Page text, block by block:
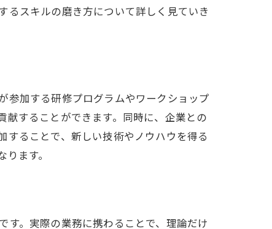
るスキルの磨き方について詳しく見ていき
参加する研修プログラムやワークショップ
することができます。同時に、企業との
ることで、新しい技術やノウハウを得る
ます。
す。実際の業務に携わることで、理論だけ